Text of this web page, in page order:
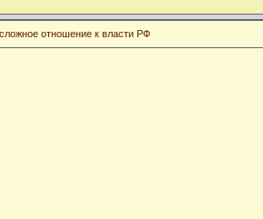
отношение к власти РФ